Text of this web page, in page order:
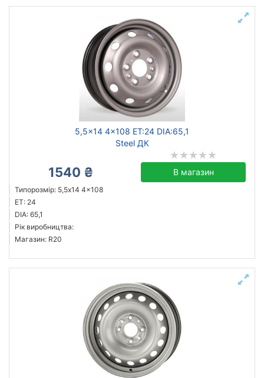
5,5x14 4x108 ET:24 DIA:65,1
Steel ДК
1540 ₴ В магазин
Типорозмір: 5,5x14 4x108
ET: 24
DIA: 65,1
Рік виробництва:
Магазин: R20